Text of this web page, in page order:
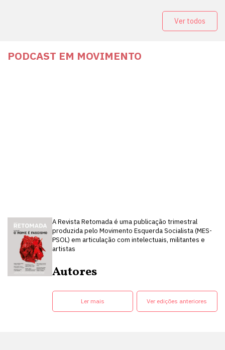
Ver todos
PODCAST EM MOVIMENTO
A Revista Retomada é uma publicação trimestral
produzida pelo Movimento Esquerda Socialista (MES-
PSOL) em articulação com intelectuais, militantes e
artistas
Autores
Ler mais Ver edições anteriores